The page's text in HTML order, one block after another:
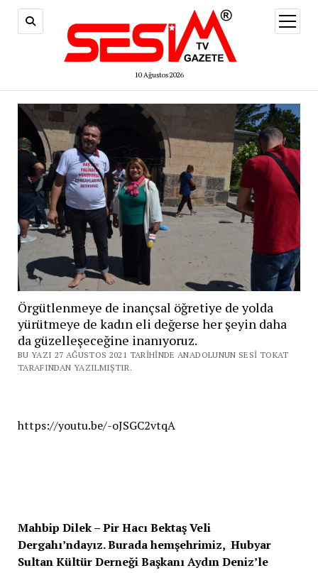
10 Ağustos 2026
aç
Örgütlenmeye de inançsal öğretiye de yolda
yürütmeye de kadın eli değerse her şeyin daha
da güzelleşeceğine inanıyoruz.
BU YAZI 27 AĞUSTOS 2021 TARIHINDE ANADOLUNUN SESI TOKAT
TARAFINDAN YAZILMIŞTIR.
https://youtu.be/-oJSGC2vtqA
Mahbip Dilek – Pir Hacı Bektaş Veli
Dergahı’ndayız. Burada hemşehrimiz, Hubyar
Sultan Kültür Derneği Başkanı Aydın Deniz’le